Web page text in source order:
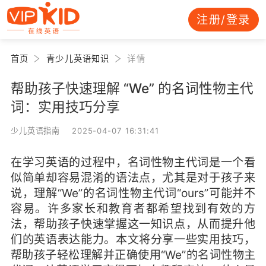
注册/登录
首页 青少儿英语知识 详情
帮助孩子快速理解 “We” 的名词性物主代
词：实用技巧分享
少儿英语指南 2025-04-07 16:31:41
在学习英语的过程中，名词性物主代词是一个看
似简单却容易混淆的语法点，尤其是对于孩子来
说，理解“We”的名词性物主代词“ours”可能并不
容易。许多家长和教育者都希望找到有效的方
法，帮助孩子快速掌握这一知识点，从而提升他
们的英语表达能力。本文将分享一些实用技巧，
帮助孩子轻松理解并正确使用“We”的名词性物主